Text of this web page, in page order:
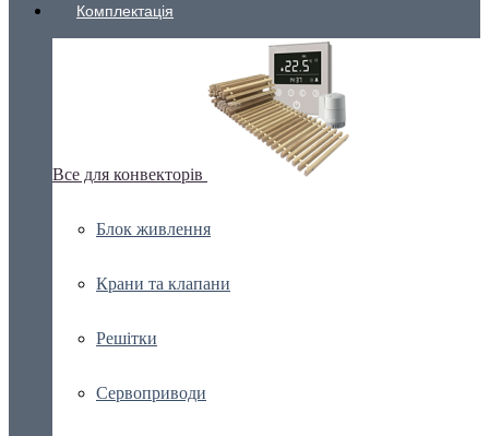
Комплектація
Все для конвекторів
Блок живлення
Крани та клапани
Решітки
Сервоприводи